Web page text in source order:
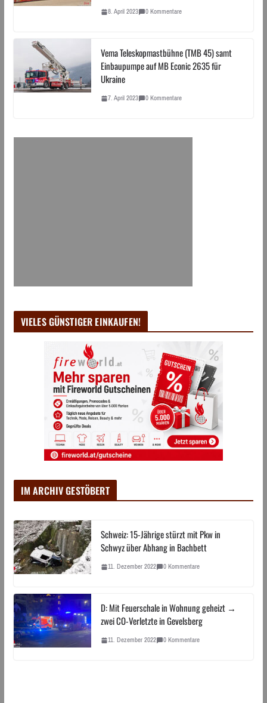
8. April 2023 0 Kommentare
Vema Teleskopmastbühne (TMB 45) samt
Einbaupumpe auf MB Econic 2635 für
Ukraine
7. April 2023 0 Kommentare
VIELES GÜNSTIGER EINKAUFEN!
IM ARCHIV GESTÖBERT
Schweiz: 15-Jährige stürzt mit Pkw in
Schwyz über Abhang in Bachbett
11. Dezember 2022 0 Kommentare
D: Mit Feuerschale in Wohnung geheizt →
zwei CO-Verletzte in Gevelsberg
11. Dezember 2022 0 Kommentare